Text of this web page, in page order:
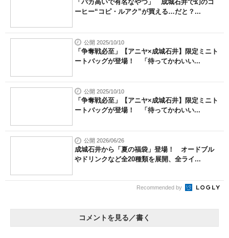
「バカ高いで有名なやつ」 成城石井で幻のコ
ーヒー“コピ・ルアク”が買える…だと？...
公開 2025/10/10
「争奪戦必至」【アニヤ×成城石井】限定ミニト
ートバッグが登場！ 「待ってかわいい...
公開 2025/10/10
「争奪戦必至」【アニヤ×成城石井】限定ミニト
ートバッグが登場！ 「待ってかわいい...
公開 2026/06/26
成城石井から「夏の福袋」登場！ オードブル
やドリンクなど全20種類を展開、全ライ...
Recommended by
コメントを見る／書く